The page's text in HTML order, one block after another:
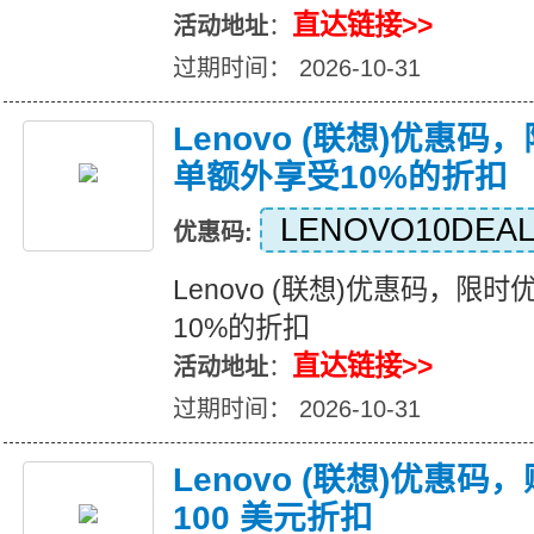
活动地址： 直达链接>>
过期时间： 2026-10-31
Lenovo (联想)优惠码，
单额外享受10%的折扣
优惠码: LENOVO10DEAL
Lenovo (联想)优惠码，限时
10%的折扣
活动地址： 直达链接>>
过期时间： 2026-10-31
Lenovo (联想)优惠码，
100 美元折扣